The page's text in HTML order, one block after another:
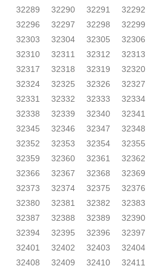
32289
32290 32291 32292
32296
32297 32298 32299
32303
32304 32305 32306
32310
32311 32312 32313
32317
32318 32319 32320
32324
32325 32326 32327
32331
32332 32333 32334
32338
32339 32340 32341
32345
32346 32347 32348
32352
32353 32354 32355
32359
32360 32361 32362
32366
32367 32368 32369
32373
32374 32375 32376
32380
32381 32382 32383
32387
32388 32389 32390
32394
32395 32396 32397
32401
32402 32403 32404
32408
32409 32410 32411